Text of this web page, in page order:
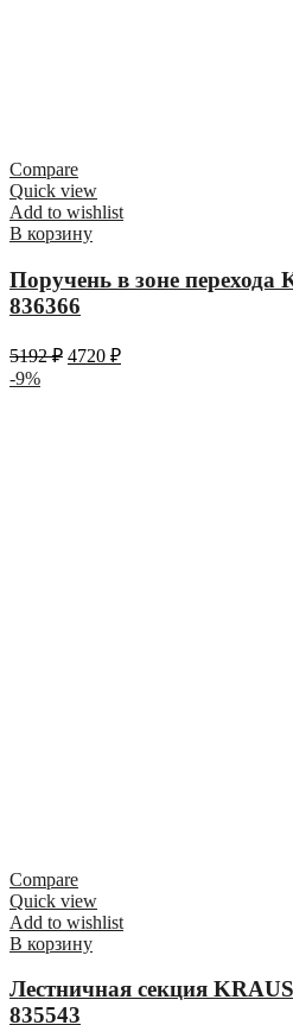
Compare
Quick view
Add to wishlist
В корзину
Поручень в зоне перехода
836366
5192₽ 4720 ₽
-9%
Compare
Quick view
Add to wishlist
В корзину
Лестничная секция
835543